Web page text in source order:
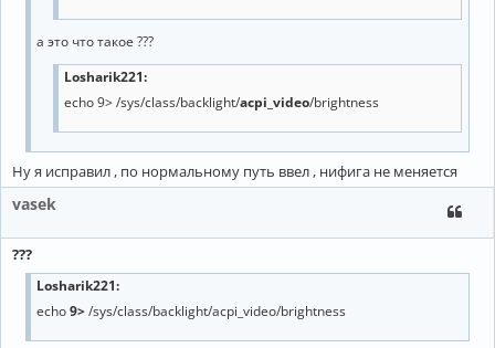
а это что такое ???
Losharik221:
echo 9> /sys/class/backlight/acpi_video/brightness
Ну я исправил , по нормальному путь ввел , нифига не меняется
vasek
???
Losharik221:
echo9>/sys/class/backlight/acpi_video/brightness